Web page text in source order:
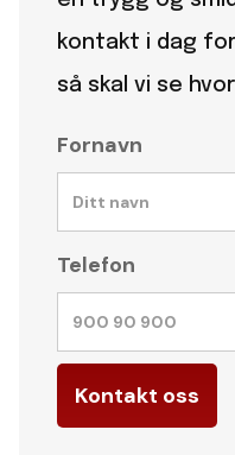
kontakt i dag
så skal vi se
Fornavn
Telefon